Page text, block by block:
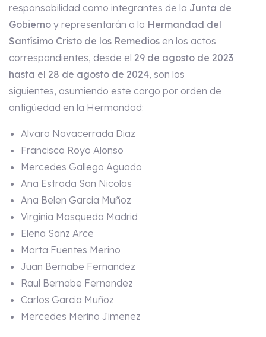
responsabilidad como integrantes de la Junta de
Gobierno y representarán a la Hermandad del
Santísimo Cristo de los Remedios en los actos
correspondientes, desde el 29 de agosto de 2023
hasta el 28 de agosto de 2024, son los
siguientes, asumiendo este cargo por orden de
antigüedad en la Hermandad:
Alvaro Navacerrada Diaz
Francisca Royo Alonso
Mercedes Gallego Aguado
Ana Estrada San Nicolas
Ana Belen Garcia Muñoz
Virginia Mosqueda Madrid
Elena Sanz Arce
Marta Fuentes Merino
Juan Bernabe Fernandez
Raul Bernabe Fernandez
Carlos Garcia Muñoz
Mercedes Merino Jimenez